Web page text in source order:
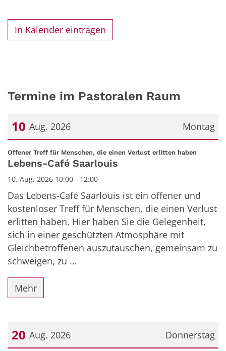
In Kalender eintragen
Termine im Pastoralen Raum
Montag
10 Aug. 2026
Datum: 10. August 2026
Offener Treff für Menschen, die einen Verlust erlitten haben
Lebens-Café Saarlouis
10. Aug. 2026 10:00 - 12:00
Das Lebens-Café Saarlouis ist ein offener und
kostenloser Treff für Menschen, die einen Verlust
erlitten haben. Hier haben Sie die Gelegenheit,
sich in einer geschützten Atmosphäre mit
Gleichbetroffenen auszutauschen, gemeinsam zu
schweigen, zu ...
Mehr
Donnerstag
20 Aug. 2026